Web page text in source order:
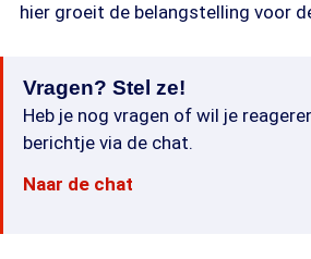
hier groeit de belangstelling voor
Vragen? Stel ze!
Heb je nog vragen of wil je
berichtje via de chat.
Naar de chat